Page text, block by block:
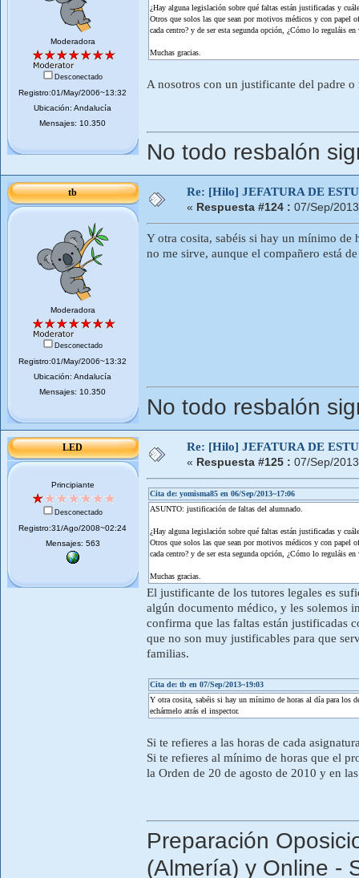
Moderadora
Desconectado
Registro:01/May/2006~13:32
Ubicación: Andalucía
Mensajes: 10.350
¿Hay alguna legislación sobre qué faltas están justificadas y
Otros que solos las que sean por motivos médicos y con papel
cada centro? y de ser esta segunda opción, ¿Cómo lo reguláis en
Muchas gracias.
A nosotros con un justificante del padre o
No todo resbalón
tb
Moderadora
Desconectado
Registro:01/May/2006~13:32
Ubicación: Andalucía
Mensajes: 10.350
Re: [Hilo] JEFATURA DE
« Respuesta #124 : 07/Sep/
Y otra cosita, sabéis si hay un mínimo de
no me sirve, aunque el compañero está
No todo resbalón
LED
Principiante
Desconectado
Registro:31/Ago/2008~02:24
Mensajes: 563
Re: [Hilo] JEFATURA DE
« Respuesta #125 : 07/Sep/
Cita de: yomisma85 en 06/Sep/2013~17:06
ASUNTO: justificación de faltas del alumnado.
¿Hay alguna legislación sobre qué faltas están justificadas y
Otros que solos las que sean por motivos médicos y con papel
cada centro? y de ser esta segunda opción, ¿Cómo lo reguláis en
Muchas gracias.
El justificante de los tutores legales es
algún documento médico, y les solemos
confirma que las faltas están justificadas
que no son muy justificables para que
familias.
Cita de: tb en 07/Sep/2013~19:03
Y otra cosita, sabéis si hay un mínimo de horas al día para los
echármelo atrás el inspector.
Si te refieres a las horas de cada
Si te refieres al mínimo de horas que el
la Orden de 20 de agosto de 2010 y en
Preparación
(Almería) y Online -